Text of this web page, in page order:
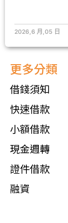
更多分類
借錢須知
快速借款
小額借款
現金週轉
證件借款
融資
2026,6 月,05 日